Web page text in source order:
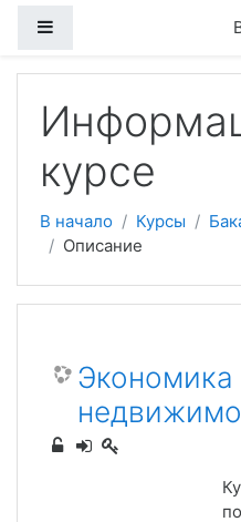
курсе
В начало Курсы
Описание
Экономика